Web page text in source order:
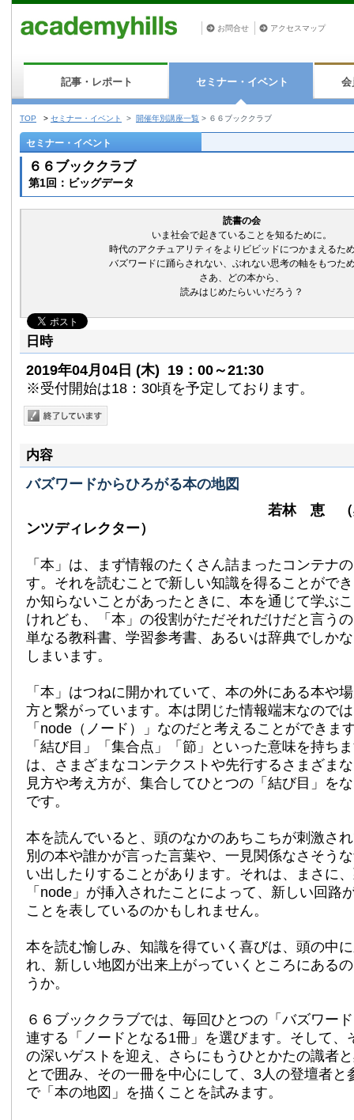
お問合せ アクセスマップ
記事・レポート セミナー・イベント 会
TOP > セミナー・イベント > 開催年別講座一覧 > ６６ブッククラブ
セミナー・イベント
６６ブッククラブ
第1回：ビッグデータ
読書の会
いま社会で起きていることを知るために。
時代のアクチュアリティをよりビビッドにつかまえるた
バズワードに踊らされない、ぶれない思考の軸をもつた
さあ、どの本から、
読みはじめたらいいだろう？
日時
2019年04月04日 (木) 19：00～21:30
※受付開始は18：30頃を予定しております。
内容
バズワードからひろがる本の地図
若林 恵 （
ンツディレクター）
「本」は、まず情報のたくさん詰まったコンテナ
す。それを読むことで新しい知識を得ることがで
か知らないことがあったときに、本を通じて学ぶ
けれども、「本」の役割がただそれだけだと言う
単なる教科書、学習参考書、あるいは辞典でしか
しまいます。
「本」はつねに開かれていて、本の外にある本や
方と繋がっています。本は閉じた情報端末なので
「node（ノード）」なのだと考えることができま
「結び目」「集合点」「節」といった意味を持ち
は、さまざまなコンテクストや先行するさまざま
見方や考え方が、集合してひとつの「結び目」を
です。
本を読んでいると、頭のなかのあちこちが刺激さ
別の本や誰かが言った言葉や、一見関係なさそう
い出したりすることがあります。それは、まさに
「node」が挿入されたことによって、新しい回路
ことを表しているのかもしれません。
本を読む愉しみ、知識を得ていく喜びは、頭の中
れ、新しい地図が出来上がっていくところにある
うか。
６６ブッククラブでは、毎回ひとつの「バズワー
連する「ノードとなる1冊」を選びます。そして、
の深いゲストを迎え、さらにもうひとかたの識者
とで囲み、その一冊を中心にして、3人の登壇者と
で「本の地図」を描くことを試みます。